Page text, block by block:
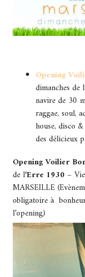
Opening
dimanches de
navire de 30
raggae, soul,
house, disco
des délicieux
Opening Voilier
de l‘Erre 1930 –
MARSEILLE
obligatoire à
l’opening)